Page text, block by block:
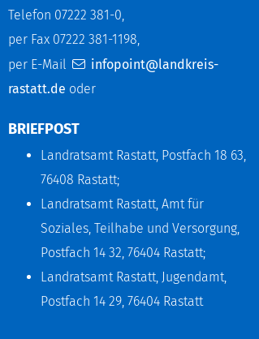
Telefon 07222 381-0,
per Fax 07222 381-1198,
per E-Mail
infopoint@landkreis-
rastatt.de oder
BRIEFPOST
Landratsamt Rastatt, Postfach 18 63,
76408 Rastatt;
Landratsamt Rastatt, Amt für
Soziales, Teilhabe und Versorgung,
Postfach 14 32, 76404 Rastatt;
Landratsamt Rastatt, Jugendamt,
Postfach 14 29, 76404 Rastatt